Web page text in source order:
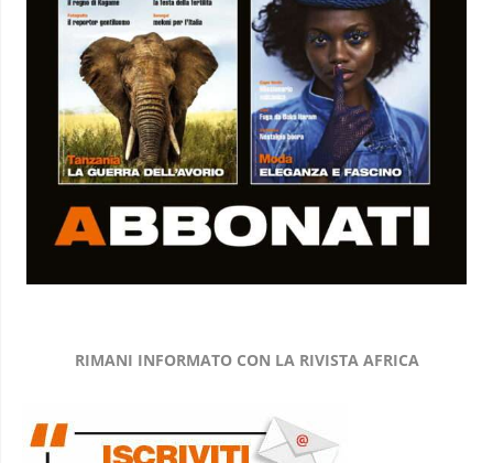
RIMANI INFORMATO CON LA RIVISTA AFRICA